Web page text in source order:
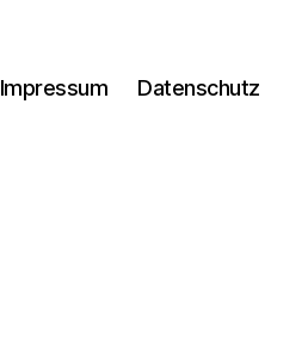
Impressum Datenschutz